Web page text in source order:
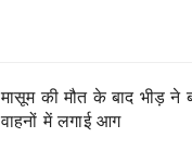
मासूम की मौत के बाद भीड़
वाहनों में लगाई आग